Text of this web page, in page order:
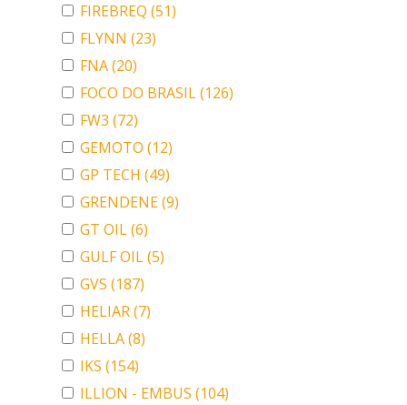
FIREBREQ (51)
FLYNN (23)
FNA(20)
FOCO DO BRASIL(126)
FW3 (72)
GEMOTO (12)
GP TECH (49)
GRENDENE(9)
GT OIL(6)
GULF OIL(5)
GVS (187)
HELIAR(7)
HELLA(8)
IKS (154)
ILLION - EMBUS (104)